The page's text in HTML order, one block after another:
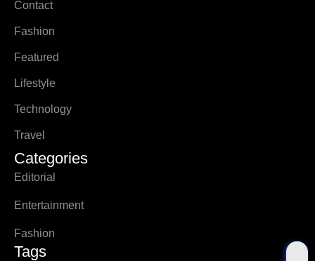
Contact
Fashion
Featured
Lifestyle
Technology
Travel
Categories
Editorial
Entertainment
Fashion
Tags